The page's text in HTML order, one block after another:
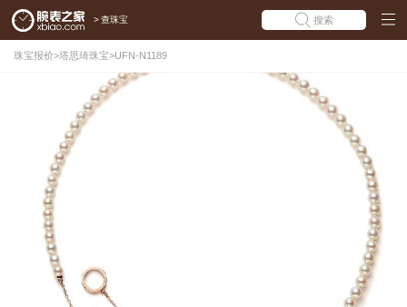
> 查珠宝 搜索
珠宝报价>塔思琦珠宝>UFN-N1189